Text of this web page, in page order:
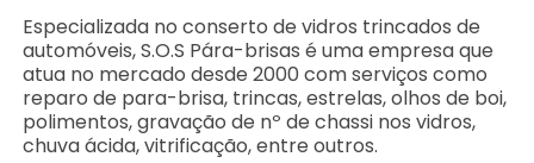
Especializada no conserto de vidros trincados de
automóveis, S.O.S Pára-brisas é uma empresa que
atua no mercado desde 2000 com serviços como
reparo de para-brisa, trincas, estrelas, olhos de boi,
polimentos, gravação de nº de chassi nos vidros,
chuva ácida, vitrificação, entre outros.